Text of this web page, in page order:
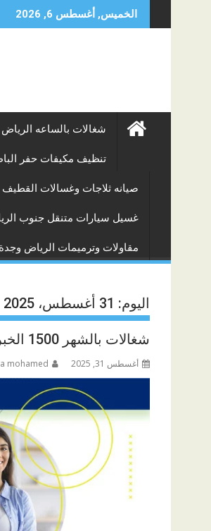
to
الخميس, أغسطس 6, 2026
شغالات بالساعه الرياض
تنظيف مكيفات حفر
صيانه ثلاجات وغسالات القطيف
غسيل سيارات متنقل جنوب
مقاولات وترميمات الرياض وجدة
اليوم: 31 أغسطس، 2025
شغالات بالشهر 1500 الخبر 0583873523
أغسطس 31, 2025 mohamed